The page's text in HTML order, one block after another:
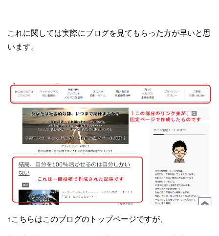
これに関しては実際にブログを見てもらった方が早いと思
います。
↑こちらはこのブログのトップページですが、